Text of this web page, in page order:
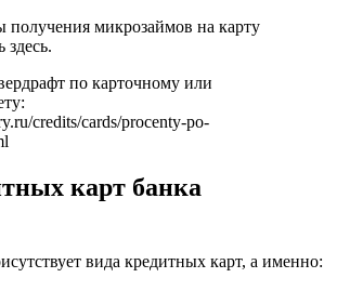
получения микрозаймов на карту
здесь.
по карточному или
credits/cards/procenty-po-
карт банка
вида кредитных карт, а именно: